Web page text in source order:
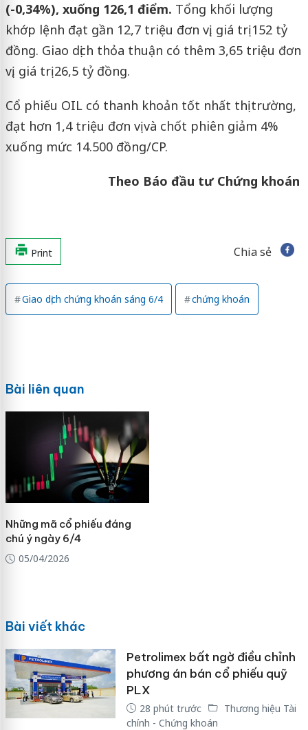
(-0,34%), xuống 126,1 điểm. Tổng khối lượng
khớp lệnh đạt gần 12,7 triệu đơn vị, giá trị 152 tỷ
đồng. Giao dịch thỏa thuận có thêm 3,65 triệu đơn
vị, giá trị 26,5 tỷ đồng.
Cổ phiếu OIL có thanh khoản tốt nhất thị trường,
đạt hơn 1,4 triệu đơn vị và chốt phiên giảm 4%
xuống mức 14.500 đồng/CP.
Theo Báo đầu tư Chứng khoán
Print Chia sẻ
Giao dịch chứng khoán sáng 6/4 chứng khoán
Bài liên quan
Những mã cổ phiếu đáng
chú ý ngày 6/4
05/04/2026
Bài viết khác
Petrolimex bất ngờ điều chỉnh
phương án bán cổ phiếu quỹ
PLX
28 phút trước
Thương hiệu Tài
chính - Chứng khoán